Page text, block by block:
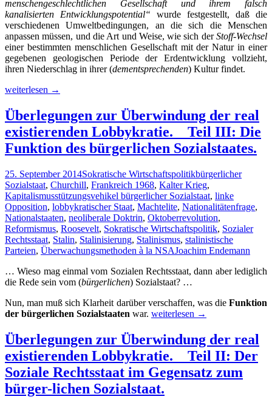
menschengeschlechtlichen Gesellschaft und ihrem falsch
kanalisierten Entwicklungspotential“ wurde festgestellt, daß die
verschiedenen Umweltbedingungen, an die sich die Menschen
anpassen müssen, und die Art und Weise, wie sich derStoff-Wechsel
einer bestimmten menschlichen Gesellschaft mit der Natur in einer
gegebenen geologischen Periode der Erdentwicklung vollzieht,
ihren Niederschlag in ihrer (dementsprechenden) Kultur findet.
Die
Gesellschaft
und
ihr
falsch
kanalisiertes
_
Teil
III:
Über
die
Ursachen
der
nicht
Ausbildung
klassenbedingter
weiterlesen →
Überlegungen zur Überwindung der real
existierenden Lobbykratie. _ Teil III: Die
Funktion des bürgerlichen Sozialstaates.
25. September 2014Sokratische Wirtschaftspolitikbürgerlicher
Sozialstaat, Churchill, Frankreich 1968, Kalter Krieg,
Kapitalismusstützungsvehikel bürgerlicher Sozialstaat, linke
Opposition, lobbykratischer Staat, Machtelite, Nationalitätenfrage,
Nationalstaaten, neoliberale Doktrin, Oktoberrevolution,
Reformismus, Roosevelt, Sokratische Wirtschaftspolitik, Sozialer
Rechtsstaat, Stalin, Stalinisierung, Stalinismus, stalinistische
Parteien, Überwachungsmethoden à la NSAJoachim Endemann
… Wieso mag einmal vom Sozialen Rechtsstaat, dann aber lediglich
die Rede sein vom (bürgerlichen) Sozialstaat? …
Nun, man muß sich Klarheit darüber verschaffen, was die Funktion
der bürgerlichen Sozialstaaten war. Überlegungen
Überwindung
der
real
existierenden
Lobbykratie.
_
weiterlesen →
Überlegungen zur Überwindung der real
existierenden Lobbykratie. _ Teil II: Der
Soziale Rechtsstaat im Gegensatz zum
bürger-lichen Sozialstaat.